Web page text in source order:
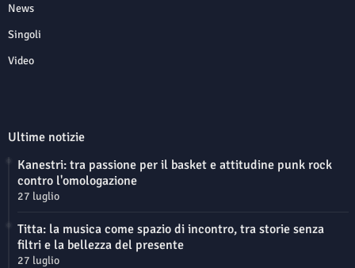
News
Singoli
Video
Ultime notizie
Kanestri: tra passione per il basket e attitudine punk rock
contro l'omologazione
27 luglio
Titta: la musica come spazio di incontro, tra storie senza
filtri e la bellezza del presente
27 luglio